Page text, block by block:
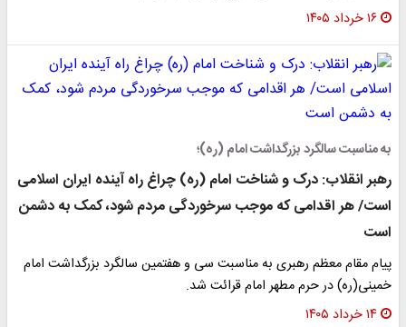
۱۶ خرداد ۱۴۰۵
به مناسبت سالگرد بزرگداشت امام (ره)؛
رهبر انقلاب: درک و شناخت امام (ره) چراغ راه آینده ایران اسلامی
است/ هر اقدامی که موجب سرخوردگی مردم شود، کمک به دشمن
است
پیام مقام معظم رهبری به مناسبت سی و هفتمین سالگرد بزرگداشت امام
خمینی(ره) در حرم مطهر امام قرائت شد.
۱۴ خرداد ۱۴۰۵